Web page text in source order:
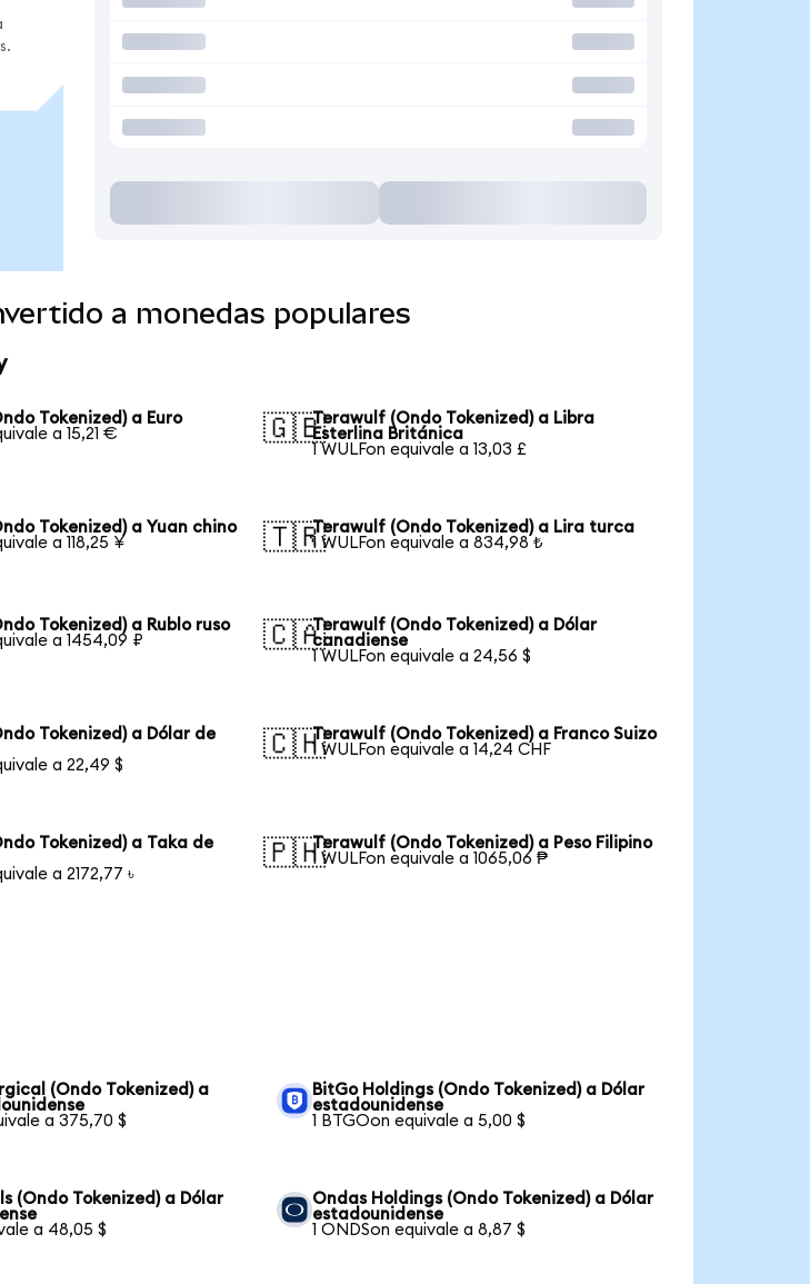
a monedas populares
Tokenized) a Euro
a 15,21 €
🇬🇧Terawulf (Ondo Tokenized) a Libra
Esterlina Británica
1 WULFon equivale a 13,03 £
Tokenized) a Yuan chino
a 118,25 ¥
🇹🇷Terawulf (Ondo Tokenized) a Lira turca
1 WULFon equivale a 834,98 ₺
Tokenized) a Rublo ruso
a 1454,09 ₽
🇨🇦Terawulf (Ondo Tokenized) a Dólar
canadiense
1 WULFon equivale a 24,56 $
Tokenized) a Dólar de
a 22,49 $
🇨🇭Terawulf (Ondo Tokenized) a Franco Suizo
1 WULFon equivale a 14,24 CHF
Tokenized) a Taka de
a 2172,77 ৳
🇵🇭Terawulf (Ondo Tokenized) a Peso Filipino
1 WULFon equivale a 1065,06 ₱
(Ondo Tokenized) a
a 375,70 $
BitGo Holdings (Ondo Tokenized) a Dólar
estadounidense
1 BTGOon equivale a 5,00 $
(Ondo Tokenized) a Dólar
a 48,05 $
Ondas Holdings (Ondo Tokenized) a Dólar
estadounidense
1 ONDSon equivale a 8,87 $